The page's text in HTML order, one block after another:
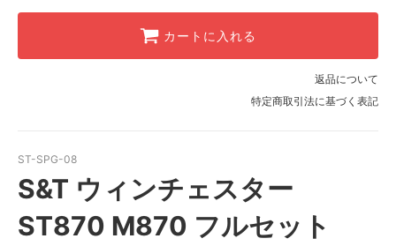
カートに入れる
返品について
特定商取引法に基づく表記
ST-SPG-08
S&T ウィンチェスター
ST870 M870 フルセット